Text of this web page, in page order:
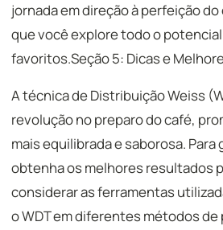
jornada em direção à perfeição
que você explore todo o
favoritos.Seção 5: Dicas e
A técnica de Distribuição Weiss
revolução no preparo do café,
mais equilibrada e saborosa.
obtenha os melhores resultados
considerar as ferramentas
o WDT em diferentes métodos de